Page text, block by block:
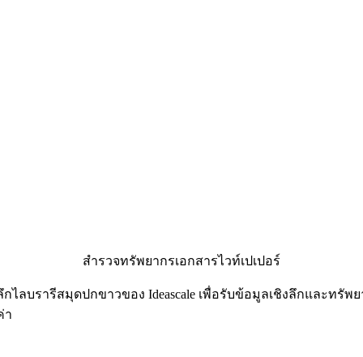
สำรวจทรัพยากรเอกสารไวท์เปเปอร์
กไลบรารีสมุดปกขาวของ Ideascale เพื่อรับข้อมูลเชิงลึกและทรัพ
า